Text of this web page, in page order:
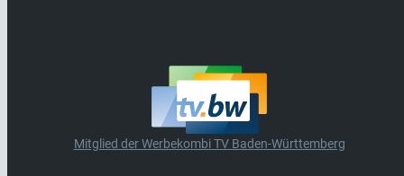
Mitglied der Werbekombi TV Baden-Württemberg